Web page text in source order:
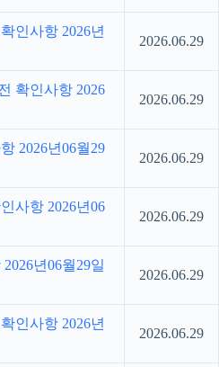
인사항 2026년
2026.06.29
확인사항 2026
2026.06.29
2026년06월29
2026.06.29
사항 2026년06
2026.06.29
년06월29일
2026.06.29
인사항 2026년
2026.06.29